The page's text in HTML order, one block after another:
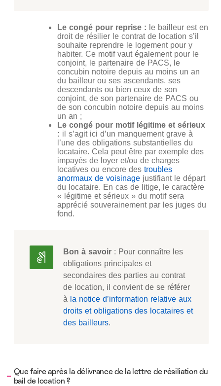
Le congé pour reprise : le bailleur est en
droit de résilier le contrat de location s’il
souhaite reprendre le logement pour y
habiter. Ce motif vaut également pour le
conjoint, le partenaire de PACS, le
concubin notoire depuis au moins un an
du bailleur ou ses ascendants, ses
descendants ou bien ceux de son
conjoint, de son partenaire de PACS ou
de son concubin notoire depuis au moins
un an ;
Le congé pour motif légitime et sérieux
: il s’agit ici d’un manquement grave à
l’une des obligations substantielles du
locataire. Cela peut être par exemple des
impayés de loyer et/ou de charges
locatives ou encore des troubles
anormaux de voisinagejustifiant le départ
du locataire. En cas de litige, le caractère
« légitime et sérieux » du motif sera
apprécié souverainement par les juges du
fond.
Bon à savoir: Pour connaître les
obligations principales et
secondaires des parties au contrat
de location, il convient de se référer
à la notice d’information relative aux
droits et obligations des locataires et
des bailleurs.
Que faire après la délivrance de la lettre de résiliation du
bail de location ?